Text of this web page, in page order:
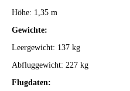
Höhe: 1,35 m
Gewichte:
Leergewicht: 137 kg
Abfluggewicht: 227 kg
Flugdaten: